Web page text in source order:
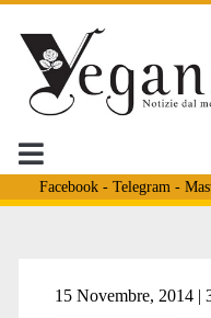
Facebook- Telegram -
Tag:
15 Novembre, 2014 |